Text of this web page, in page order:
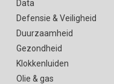
Data
Defensie & Veiligheid
Duurzaamheid
Gezondheid
Klokkenluiden
Olie & gas